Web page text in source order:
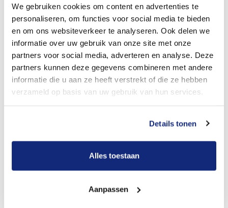
We gebruiken cookies om content en advertenties te
personaliseren, om functies voor social media te bieden
en om ons websiteverkeer te analyseren. Ook delen we
informatie over uw gebruik van onze site met onze
partners voor social media, adverteren en analyse. Deze
partners kunnen deze gegevens combineren met andere
informatie die u aan ze heeft verstrekt of die ze hebben
verzameld op basis van uw gebruik van hun services.
Details tonen
Alles toestaan
Aanpassen
Bekijk tarieven voor crematie
prijs